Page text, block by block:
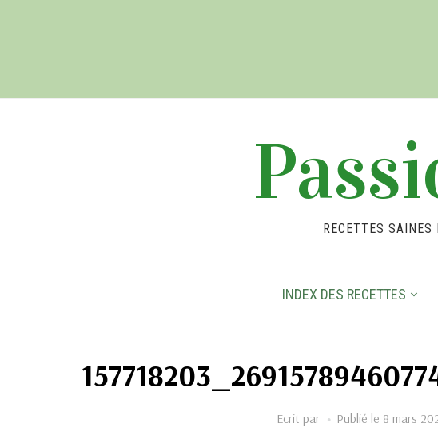
RECETTES
INDEX DES RECETTES
Ecrit par Publié le 8 mars